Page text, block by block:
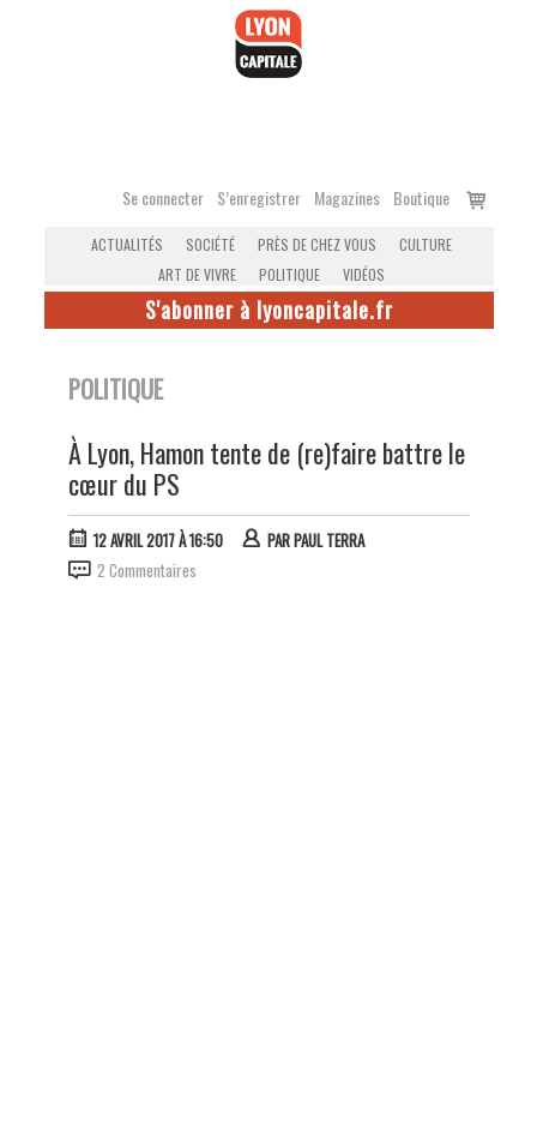
Se connecter S’enregistrer Magazines Boutique
Voir
ACTUALITÉS SOCIÉTÉ PRÈS DE CHEZ VOUS
CULTURE
ART DE VIVRE
POLITIQUE VIDÉOS
S'abonner à lyoncapitale.fr
POLITIQUE
À Lyon, Hamon tente de (re)faire battre le
cœur du PS
12 AVRIL 2017 À 16:50 PARPAUL TERRA
2 Commentaires